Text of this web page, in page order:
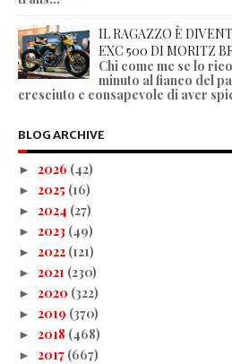
IL RAGAZZO È
EXC 500 DI MORITZ
Chi come me se lo
minuto al fianco del
cresciuto e consapevole di aver
BLOG ARCHIVE
► 2026 (42)
► 2025 (16)
► 2024 (27)
► 2023 (49)
► 2022 (121)
► 2021 (230)
► 2020 (322)
► 2019 (370)
► 2018 (468)
► 2017 (667)